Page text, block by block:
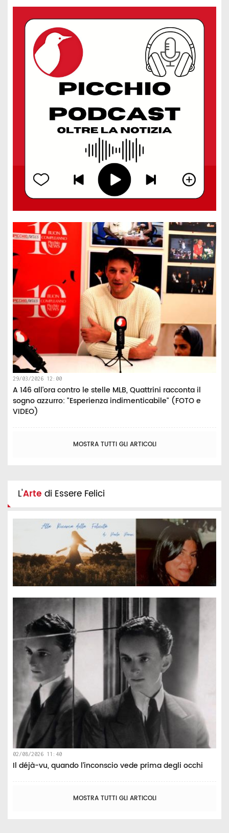
29/03/2026 12:00
A 146 all’ora contro le stelle MLB, Quattrini racconta il
sogno azzurro: "Esperienza indimenticabile" (FOTO e
VIDEO)
MOSTRA TUTTI GLI ARTICOLI
L'Arte di Essere Felici
02/08/2026 11:40
Il déjà-vu, quando l’inconscio vede prima degli occhi
MOSTRA TUTTI GLI ARTICOLI